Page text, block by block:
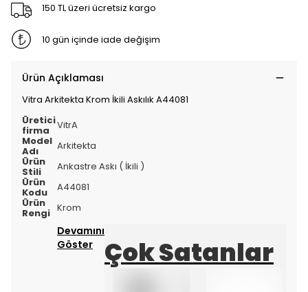
150 TL üzeri ücretsiz kargo
10 gün içinde iade değişim
Ürün Açıklaması
Vitra Arkitekta Krom İkili Askılık A44081
Üretici
firma
VitrA
Model
Adı
Arkitekta
Ürün
Stili
Ankastre Askı ( İkili )
Ürün
Kodu
A44081
Ürün
Rengi Krom
Devamını
Göster
Çok Satanlar